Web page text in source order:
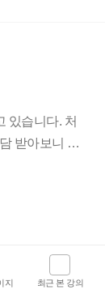
싶은 수업입
있습니다. 처
받아보니 선
는 나 위주로
에게 잘 들리
트레이닝을
의 구분부터 시
지 최근 본 강의